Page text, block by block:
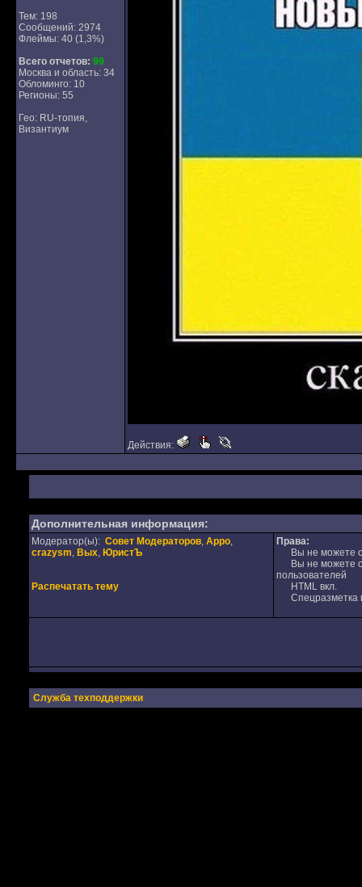
Тем: 198
Сообщений: 2974
Флеймы: 40 (1,3%)
Всего отчетов: 99
Москва и область: 34
Обломинго: 10
Регионы: 55
Гео: RU-топия,
Византиум
Действия:
Дополнительная информация:
Модератор(ы): Совет Модераторов, Appo,
crazysm, Вых, ЮристЪ
Распечатать тему
Права:
Вы не можете
Вы не можете
пользователей
HTML вкл.
Спецразметка
Служба техподдержки